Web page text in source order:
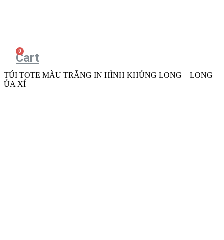
Cart
TÚI TOTE MÀU TRẮNG IN HÌNH KHỦNG LONG – LONG
ỦA XÍ